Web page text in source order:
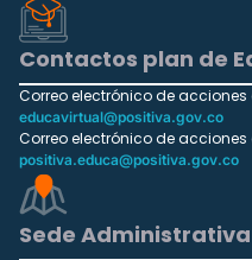
Contactos plan de
Correo electrónico de
educavirtual@positiva.gov.co
Correo electrónico de
positiva.educa@positiva.gov.co
Sede Administrativa